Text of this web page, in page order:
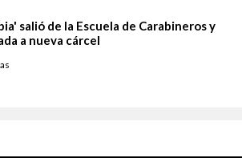
salió de la Escuela de Carabineros y
a nueva cárcel